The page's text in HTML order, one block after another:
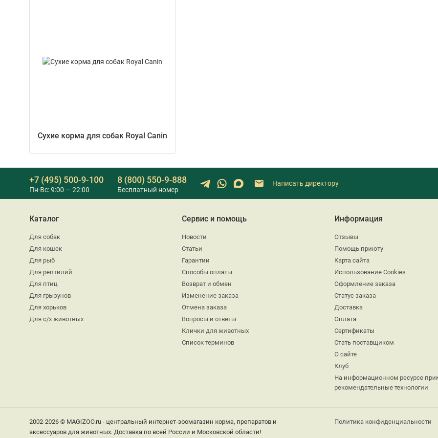
Сухие корма для собак Royal Canin
+7 (495) 500-9-100
Пн-Вс: 9:00 — 22:00
8 (800) 550-9-888
Бесплатный номер
Написать директору
Каталог
Для собак
Для кошек
Для рыб
Для рептилий
Для птиц
Для грызунов
Для хорьков
Для с/х животных
Сервис и помощь
Новости
Статьи
Гарантии
Способы оплаты
Возврат и обмен
Изменение заказа
Отмена заказа
Вопросы и ответы
Клички для животных
Список терминов
Информация
Отзывы
Помощь приюту
Карта сайта
Использование Cookies
Оформление заказа
Статус заказа
Доставка
Оплата
Сертификаты
Стать поставщиком
О сайте
Клуб
На информационном ресурсе
рекомендательные технологии
2002-2026 © MAGIZOO.ru - центральный интернет-зоомагазин корма, препаратов и
аксессуаров для животных. Доставка по всей России и Московской области!
Политика конфиденциальности